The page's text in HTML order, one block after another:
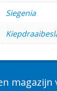
Siegenia
magazijn